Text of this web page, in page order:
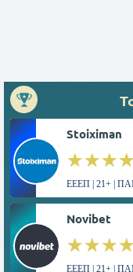
Stoiximan
ΕΕΕΠ | 21+ |
Novibet
ΕΕΕΠ | 21+ |